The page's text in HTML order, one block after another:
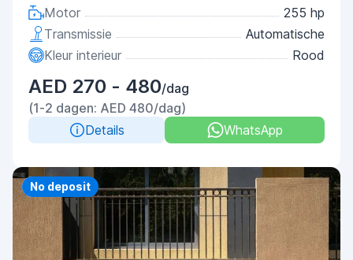
Motor
255 hp
Transmissie
Automatische
Kleur interieur
Rood
AED 270 - 480/dag
(1-2 dagen: AED 480/dag)
Details
WhatsApp
Priority
No deposit